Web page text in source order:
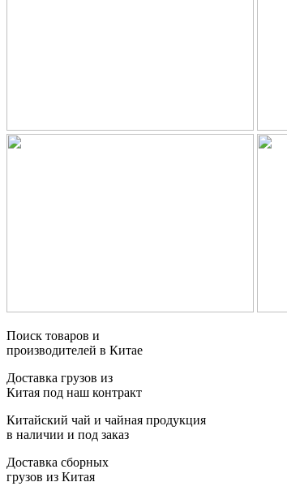
Поиск товаров и
производителей в Китае
Доставка грузов из
Китая под наш контракт
Китайский чай и чайная продукция
в наличии и под заказ
Доставка сборных
грузов из Китая